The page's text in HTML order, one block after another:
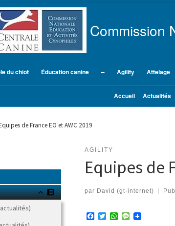
Accueil Actualités
Commission
du chiot Éducation canine – Agility Attelage
de France EO et AWC 2019
AGILITY
Equipes de
par David (gt-internet)
T
W
M